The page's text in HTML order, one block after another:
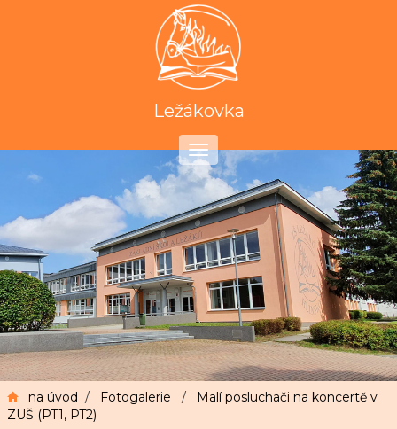
Ležákovka
Toggle
navigation
na úvod / Fotogalerie / Malí posluchači na koncertě v
ZUŠ (PT1, PT2)